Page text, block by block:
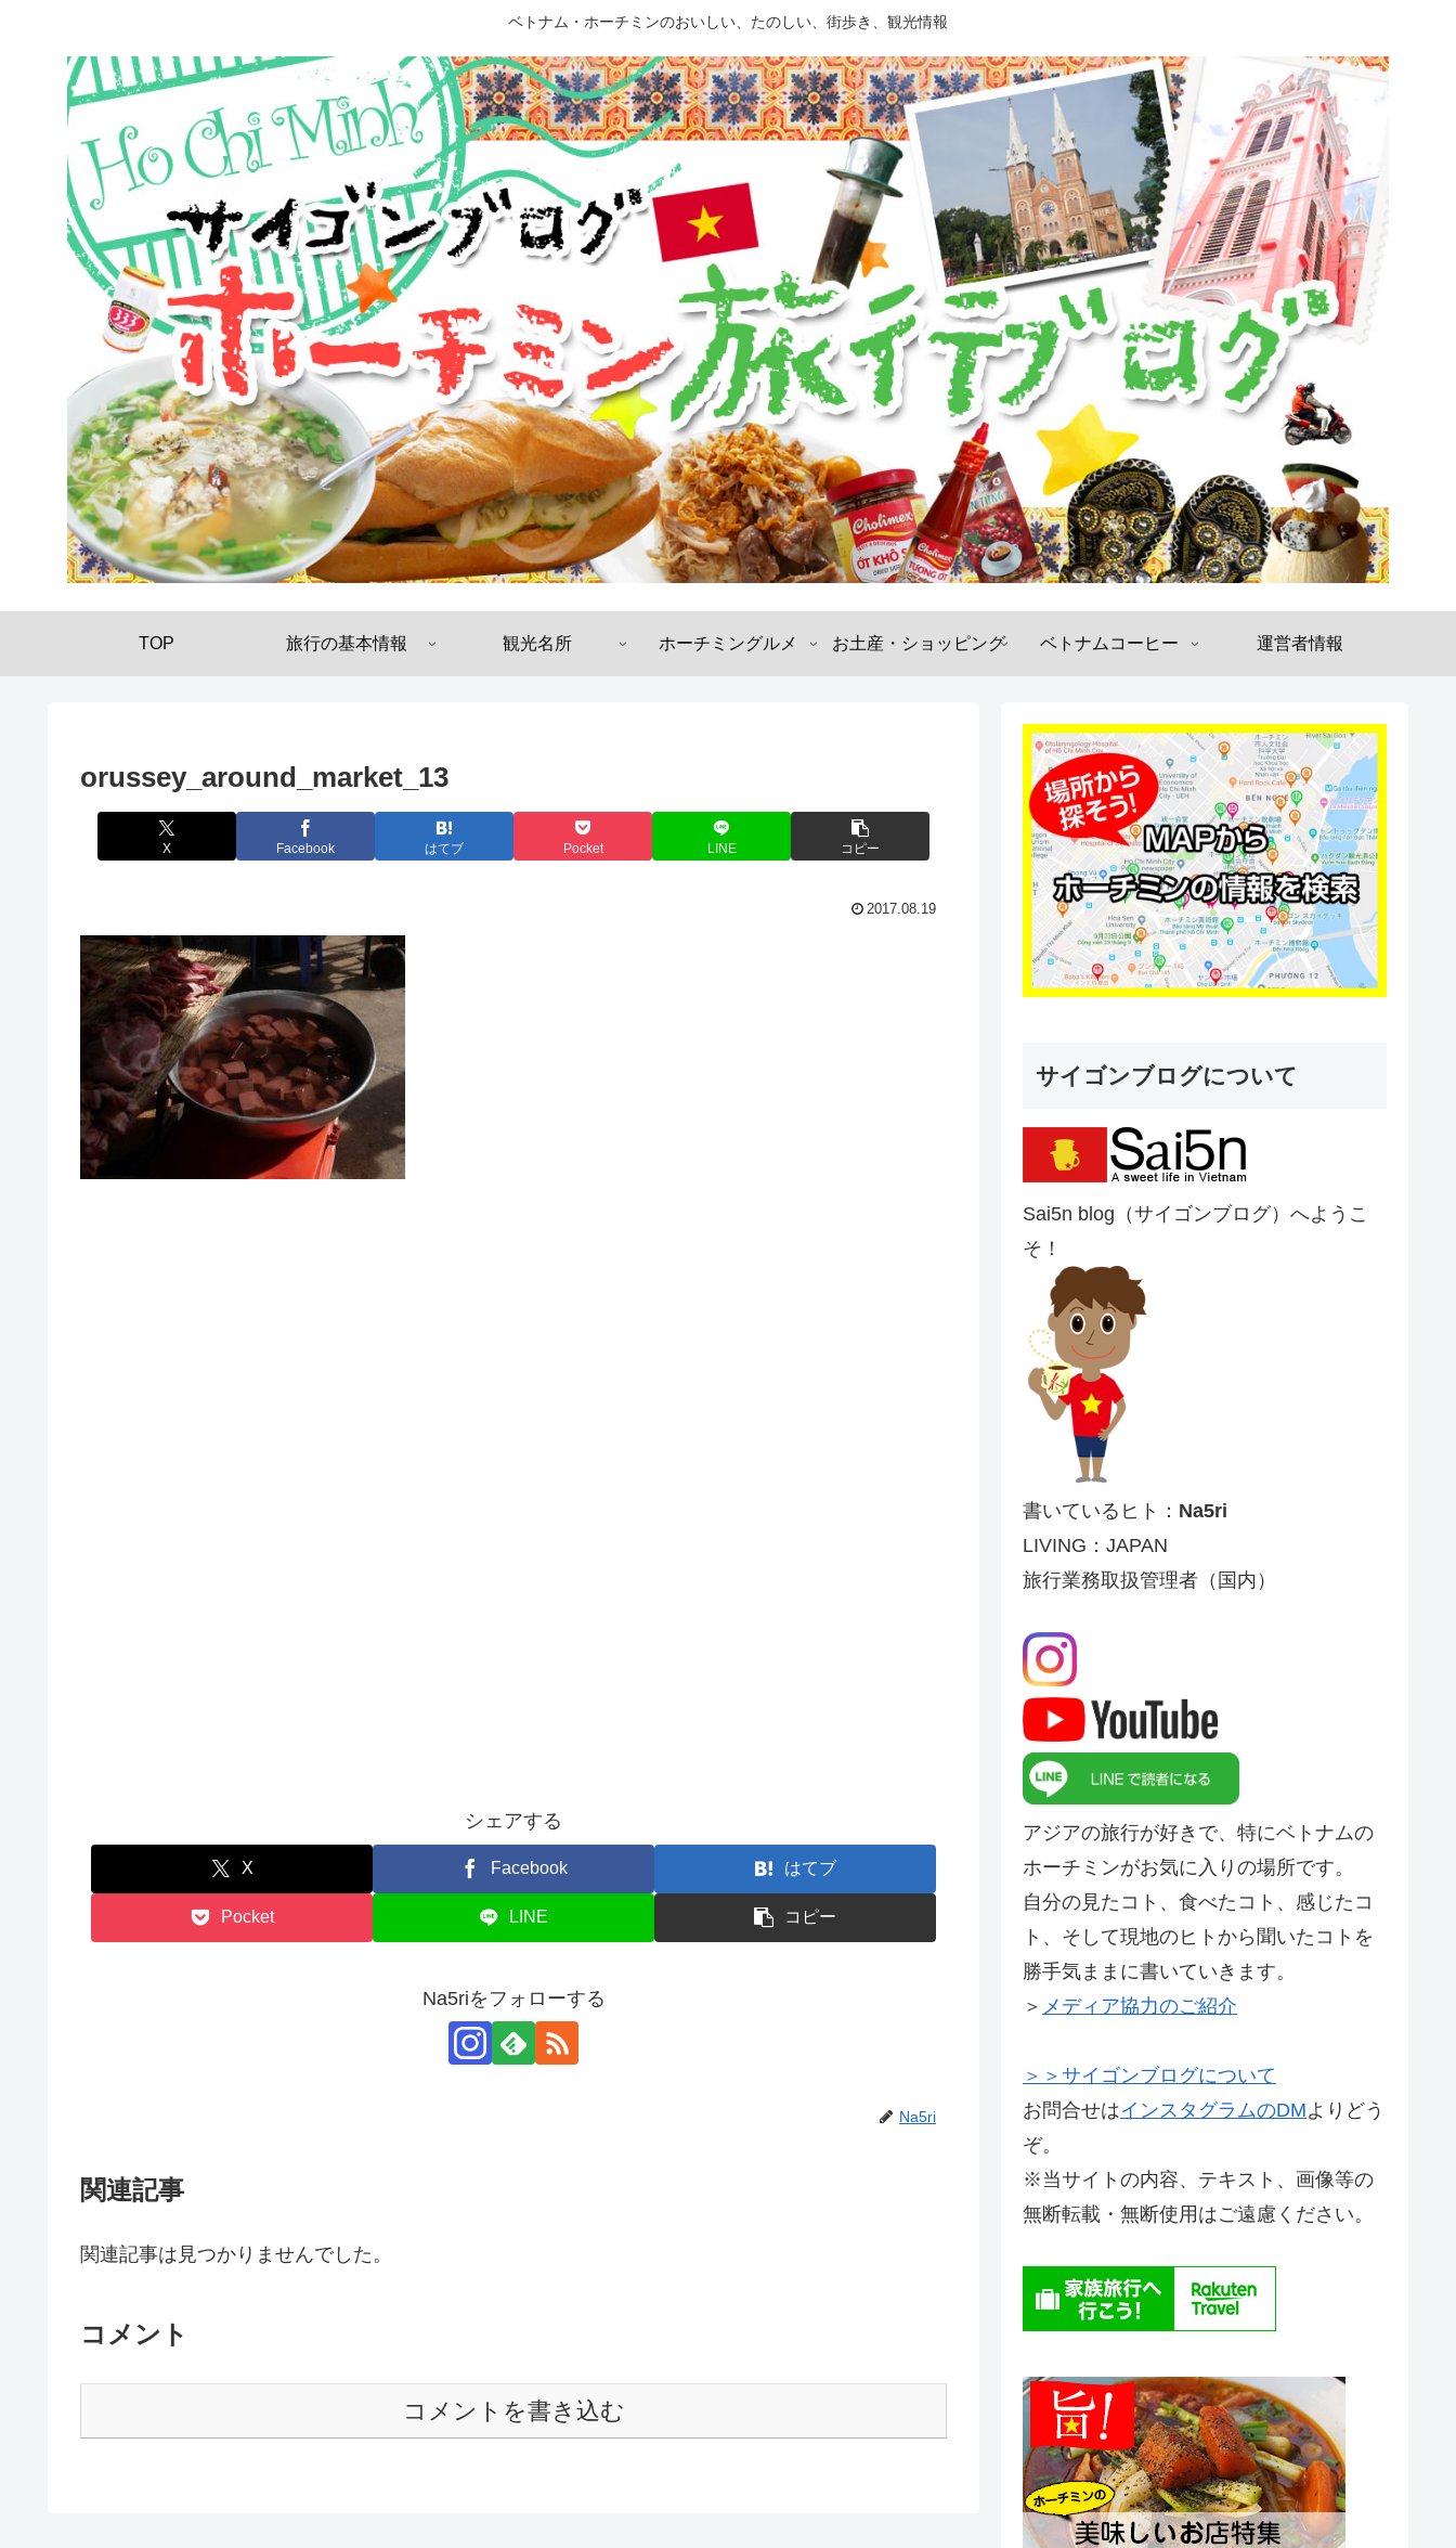
ベトナム・ホーチミンのおいしい、たのしい、街歩き、観光情報
TOP 旅行の基本情報 観光名所 ホーチミングルメ お土産・ショッピング ベトナムコーヒー 運営者情報
orussey_around_market_13
X Facebook はてブ Pocket LINE コピー
2017.08.19
シェアする
X Facebook はてブ
Pocket LINE コピー
Na5riをフォローする
Na5ri
関連記事
関連記事は見つかりませんでした。
コメント
コメントを書き込む
サイゴンブログについて
Sai5n blog（サイゴンブログ）へようこ
そ！
書いているヒト： Na5ri
LIVING：JAPAN
旅行業務取扱管理者（国内）
アジアの旅行が好きで、特にベトナムの
ホーチミンがお気に入りの場所です。
自分の見たコト、食べたコト、感じたコ
ト、そして現地のヒトから聞いたコトを
勝手気ままに書いていきます。
＞ メディア協力のご紹介
＞＞サイゴンブログについて
お問合せはインスタグラムのDMよりどう
ぞ。
※当サイトの内容、テキスト、画像等の
無断転載・無断使用はご遠慮ください。